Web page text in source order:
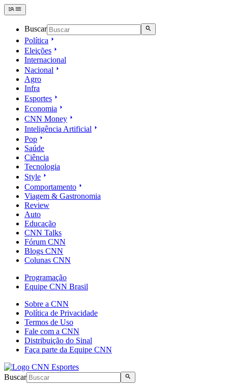
Buscar
Política
Eleições
Internacional
Nacional
Agro
Infra
Esportes
Economia
CNN Money
Inteligência Artificial
Pop
Saúde
Ciência
Tecnologia
Style
Comportamento
Viagem & Gastronomia
Review
Auto
Educação
CNN Talks
Fórum CNN
Blogs CNN
Colunas CNN
Programação
Equipe CNN Brasil
Sobre a CNN
Política de Privacidade
Termos de Uso
Fale com a CNN
Distribuição do Sinal
Faça parte da Equipe CNN
Buscar